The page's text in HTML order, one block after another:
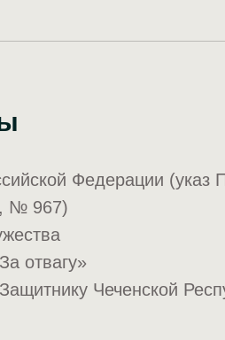
Федерации (указ
№ 967)
отвагу»
Чеченской